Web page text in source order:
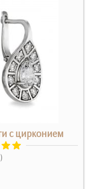
с цирконием